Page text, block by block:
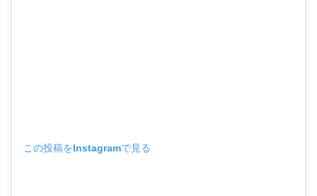
この投稿をInstagramで見る